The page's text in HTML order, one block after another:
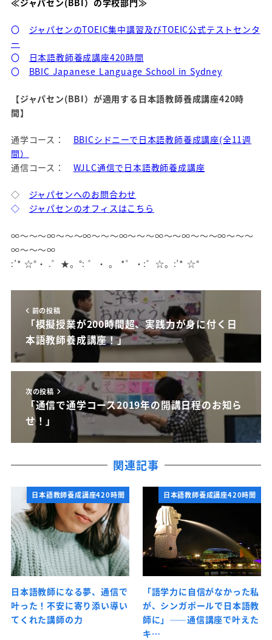
〇
ジャパセンのTOEIC集中講習及びTOEIC公式テストセンタ
ー
〇
日本語教師養成講座420時間
〇
BBIC Japanese Language School in Sydney
【ジャパセン(BBI）が適用する日本語教師養成講座420時
間】
通学コース： BBICシドニーで日本語教師養成講座(全11週
間）
通信コース： WJLC通信で日本語教師養成講座
◇ ジャパセンへのお問合わせ
◇
ジャパセンのオフィスはこちら
∞～～～∞～～～∞～～～∞～～～∞～～∞～～～∞～～～
∞～～～∞
:’* ☆°・ .゜★。°: ゜・ 。 *゜・:゜☆。:’* ☆°
前の投稿
「模擬授業が200時間超、実践力が身に付く日
本語教師養成講座！」
次の投稿
「通信で通学コース2019年の開講日程のお知ら
せ！」
関連記事
日本語教師養成講座420時間
日本語教師になる夢、通信で
叶った！不安に寄り添い導い
てくれた講師の力
日本語教師養成講座420時間
「語学力に自信がなかった私
が、シンガポールで日本語教
師に」――通信講座で叶えた
キ…